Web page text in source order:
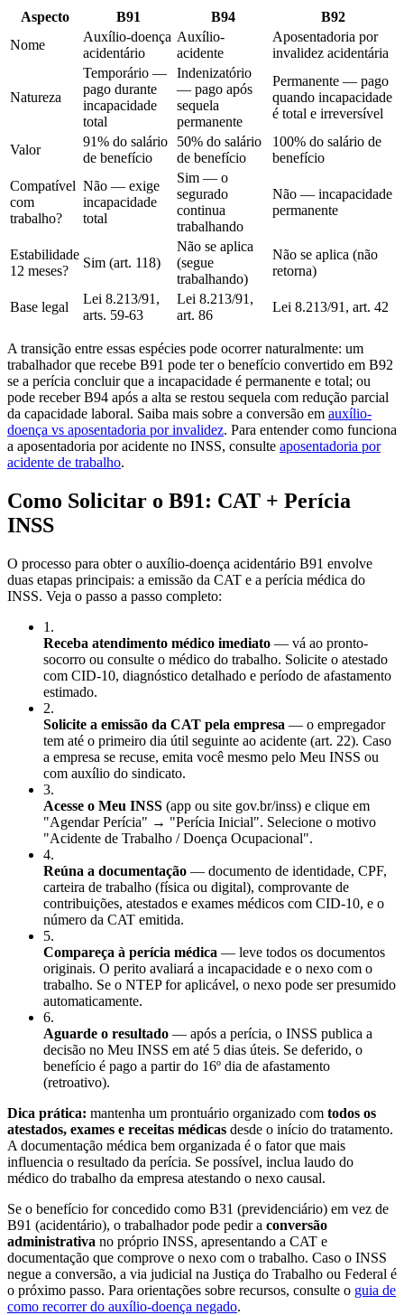
Aspecto B91 B94
B92
Nome
Auxílio-doença
acidentário
Auxílio-
acidente
Aposentadoria por
invalidez acidentária
Natureza
Temporário —
pago durante
incapacidade
total
Indenizatório
— pago após
sequela
permanente
Permanente — pago
quando incapacidade
é total e irreversível
Valor
91% do salário
de benefício
50% do salário
de benefício
100% do salário de
benefício
Compatível
com
trabalho?
Não — exige
incapacidade
total
Sim — o
segurado
continua
trabalhando
Não — incapacidade
permanente
Estabilidade
12 meses?
Sim (art. 118)
Não se aplica
(segue
trabalhando)
Não se aplica (não
retorna)
Base legal
Lei 8.213/91,
arts. 59-63
Lei 8.213/91,
art. 86
Lei 8.213/91, art. 42
A transição entre essas espécies pode ocorrer naturalmente: um
trabalhador que recebe B91 pode ter o benefício convertido em B92
se a perícia concluir que a incapacidade é permanente e total; ou
pode receber B94 após a alta se restou sequela com redução parcial
da capacidade laboral. Saiba mais sobre a conversão em auxílio-
doença vs aposentadoria por invalidez. Para entender como funciona
a aposentadoria por acidente no INSS, consulte aposentadoria por
acidente de trabalho.
Como Solicitar o B91: CAT + Perícia
INSS
O processo para obter o auxílio-doença acidentário B91 envolve
duas etapas principais: a emissão da CAT e a perícia médica do
INSS. Veja o passo a passo completo:
1 .
Receba atendimento médico imediato — vá ao pronto-
socorro ou consulte o médico do trabalho. Solicite o atestado
com CID-10, diagnóstico detalhado e período de afastamento
estimado.
2.
Solicite a emissão da CAT pela empresa — o empregador
tem até o primeiro dia útil seguinte ao acidente (art. 22). Caso
a empresa se recuse, emita você mesmo pelo Meu INSS ou
com auxílio do sindicato.
3.
Acesse o Meu INSS (app ou site gov.br/inss) e clique em
"Agendar Perícia" → "Perícia Inicial". Selecione o motivo
"Acidente de Trabalho / Doença Ocupacional".
4.
Reúna a documentação — documento de identidade, CPF,
carteira de trabalho (física ou digital), comprovante de
contribuições, atestados e exames médicos com CID-10, e o
número da CAT emitida.
5.
Compareça à perícia médica — leve todos os documentos
originais. O perito avaliará a incapacidade e o nexo com o
trabalho. Se o NTEP for aplicável, o nexo pode ser presumido
automaticamente.
6.
Aguarde o resultado — após a perícia, o INSS publica a
decisão no Meu INSS em até 5 dias úteis. Se deferido, o
benefício é pago a partir do 16º dia de afastamento
(retroativo).
Dica prática: mantenha um prontuário organizado com todos os
atestados, exames e receitas médicas desde o início do tratamento.
A documentação médica bem organizada é o fator que mais
influencia o resultado da perícia. Se possível, inclua laudo do
médico do trabalho da empresa atestando o nexo causal.
Se o benefício for concedido como B31 (previdenciário) em vez de
B91 (acidentário), o trabalhador pode pedir a conversão
administrativa no próprio INSS, apresentando a CAT e
documentação que comprove o nexo com o trabalho. Caso o INSS
negue a conversão, a via judicial na Justiça do Trabalho ou Federal é
o próximo passo. Para orientações sobre recursos, consulte o guia de
como recorrer do auxílio-doença negado.